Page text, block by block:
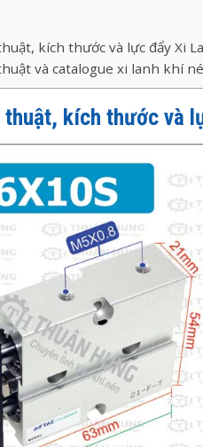
kích thước và lực đẩy Xi
và catalogue xi lanh khí
kích thước và